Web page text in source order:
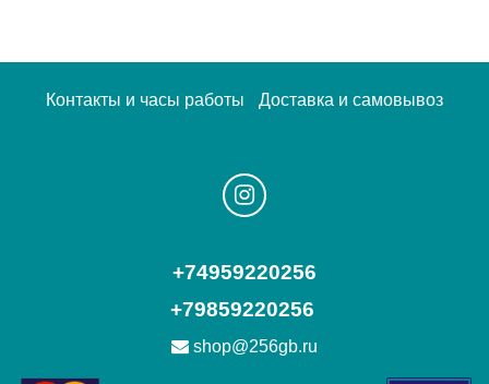
Контакты и часы работы Доставка и самовывоз
+74959220256
+79859220256
shop@256gb.ru